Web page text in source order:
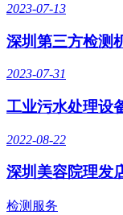
2023-07-13
深圳第三方检测
2023-07-31
工业污水处理设
2022-08-22
深圳美容院理发
检测服务